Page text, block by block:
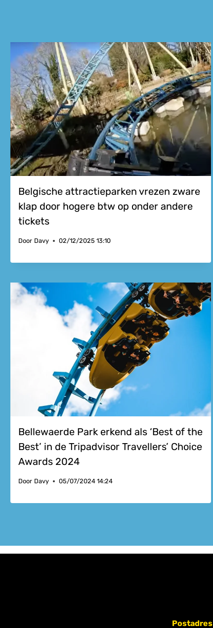
Belgische attractieparken vrezen zware
klap door hogere btw op onder andere
tickets
Door Davy 02/12/2025 13:10
Bellewaerde Park erkend als ‘Best of the
Best’ in de Tripadvisor Travellers’ Choice
Awards 2024
Door Davy 05/07/2024 14:24
Postadres